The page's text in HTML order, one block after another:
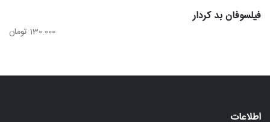
فیلسوفان بد کردار
130.000 تومان
اطلاعات